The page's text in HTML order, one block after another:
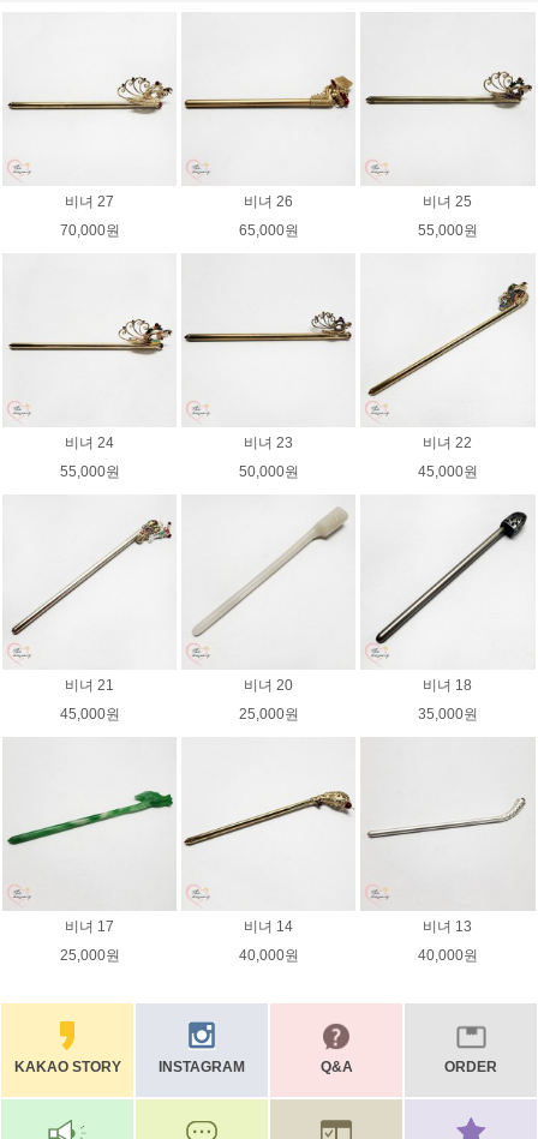
비녀 27
70,000원
비녀 26
65,000원
비녀 25
55,000원
비녀 24
55,000원
비녀 23
50,000원
비녀 22
45,000원
비녀 21
45,000원
비녀 20
25,000원
비녀 18
35,000원
비녀 17
25,000원
비녀 14
40,000원
비녀 13
40,000원
KAKAO STORY INSTAGRAM Q&A ORDER